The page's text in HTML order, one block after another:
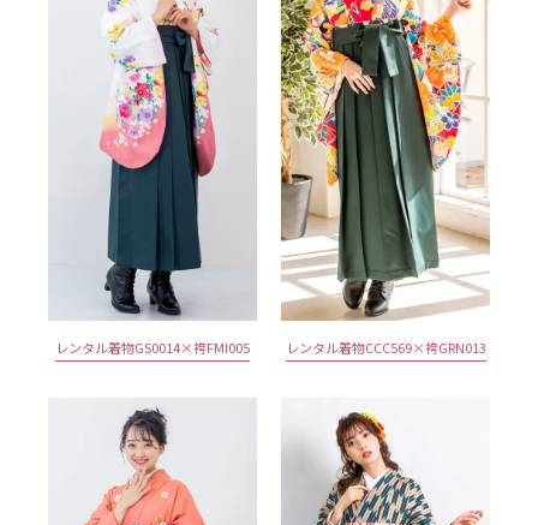
レンタル着物GS0014×袴FMI005 レンタル着物CCC569×袴GRN013